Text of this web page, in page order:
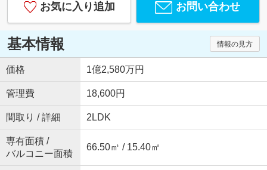
お気に入り追加 お問い合わせ
基本情報 情報の見方
価格 1億2,580万円
管理費 18,600円
間取り / 詳細 2LDK
専有面積 /
バルコニー面積
66.50㎡ / 15.40㎡